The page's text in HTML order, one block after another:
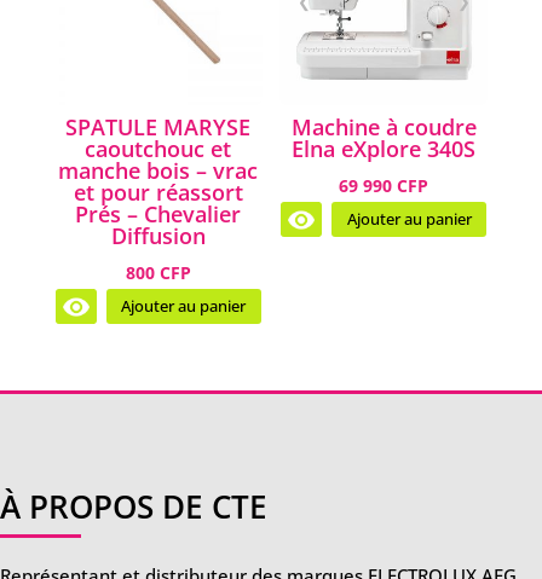
SPATULE MARYSE
caoutchouc et
manche bois – vrac
et pour réassort
Prés – Chevalier
Diffusion
800 CFP
Ajouter au panier
Machine à coudre
Elna eXplore 340S
69 990 CFP
Ajouter au panier
À PROPOS DE CTE